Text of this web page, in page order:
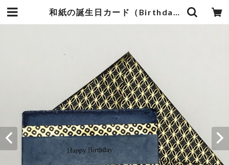
和紙の誕生日カード（Birthday025） | 暮らしの中の和紙のかたち